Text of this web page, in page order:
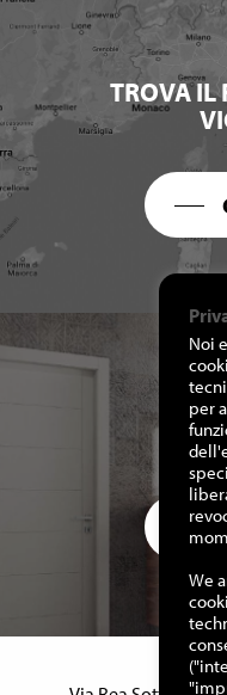
TROVA IL
Noi
per
We